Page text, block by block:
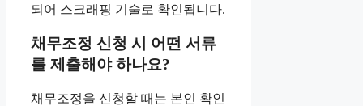
되어 스크래핑 기술로 확인됩니다.
채무조정 신청 시 어떤 서류
를 제출해야 하나요?
채무조정을 신청할 때는 본인 확인